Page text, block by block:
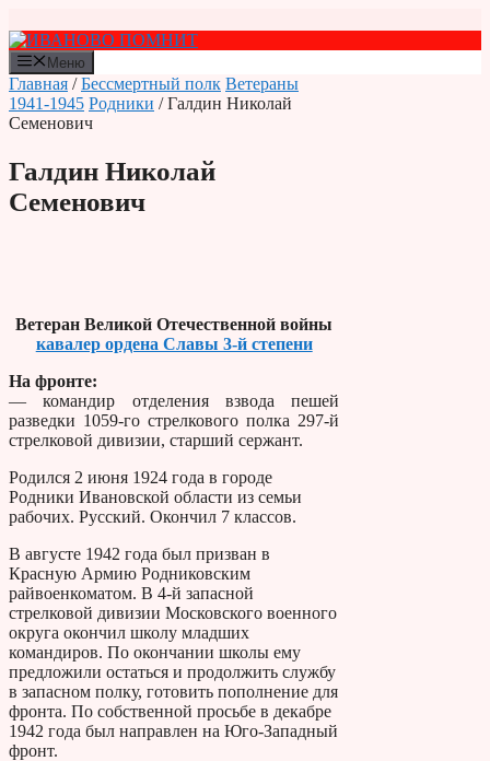
к
содержимому
Меню
Главная /Бессмертный полк Ветераны
1941-1945 Родники / Галдин Николай
Семенович
Галдин Николай
Семенович
Ветеран Великой Отечественной войны
кавалер ордена Славы 3-й степени
На фронте:
— командир отделения взвода пешей
разведки 1059-го стрелкового полка 297-й
стрелковой дивизии, старший сержант.
Родился 2 июня 1924 года в городе
Родники Ивановской области из семьи
рабочих. Русский. Окончил 7 классов.
В августе 1942 года был призван в
Красную Армию Родниковским
райвоенкоматом. В 4-й запасной
стрелковой дивизии Московского военного
округа окончил школу младших
командиров. По окончании школы ему
предложили остаться и продолжить службу
в запасном полку, готовить пополнение для
фронта. По собственной просьбе в декабре
1942 года был направлен на Юго-Западный
фронт.